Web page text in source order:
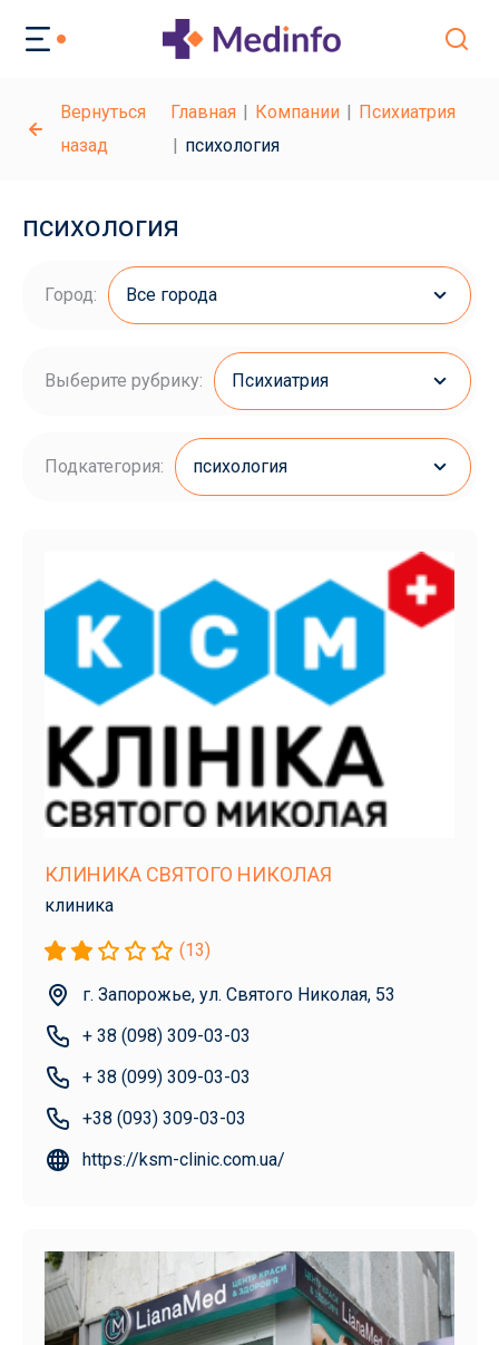
Вернуться
назад
Главная Компании
Психиатрия
психология
психология
Город: Все города
Выберите рубрику: Психиатрия
Подкатегория: психология
КЛИНИКА СВЯТОГО НИКОЛАЯ
клиника
(13)
г. Запорожье, ул. Святого Николая, 53
+ 38 (098) 309-03-03
+ 38 (099) 309-03-03
+38 (093) 309-03-03
https://ksm-clinic.com.ua/